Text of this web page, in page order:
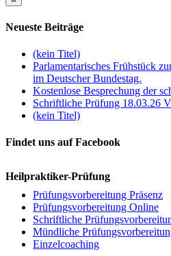
Neueste Beiträge
(kein Titel)
Parlamentarisches Frühstück
im Deutscher Bundestag.
Kostenlose Besprechung der
Schriftliche Prüfung 18.03.26
(kein Titel)
Findet uns auf Facebook
Heilpraktiker-Prüfung
Prüfungsvorbereitung Präsenz
Prüfungsvorbereitung Online
Schriftliche
Mündliche
Einzelcoaching